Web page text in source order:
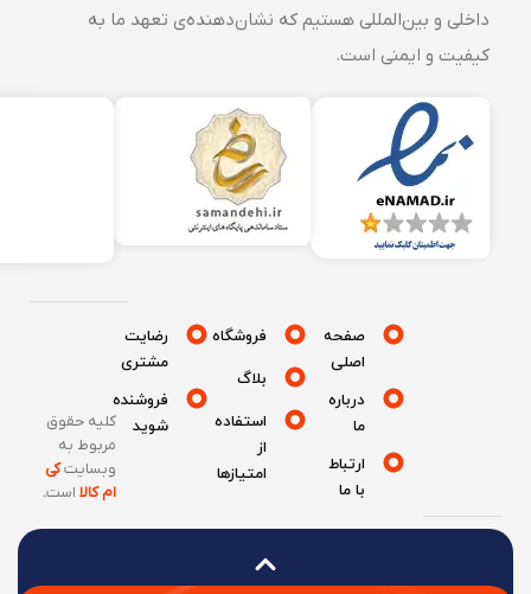
داخلی و بین‌المللی هستیم که نشان‌دهنده‌ی تعهد ما به
کیفیت و ایمنی است.
صفحه
درباره
ارتباط
فروشگاه
بلاگ
استفاده
امتیازها
رضایت
مشتری
فروشنده
شوید
کلیه حقوق
مربوط به
وبسایتکی
ام کالااست.